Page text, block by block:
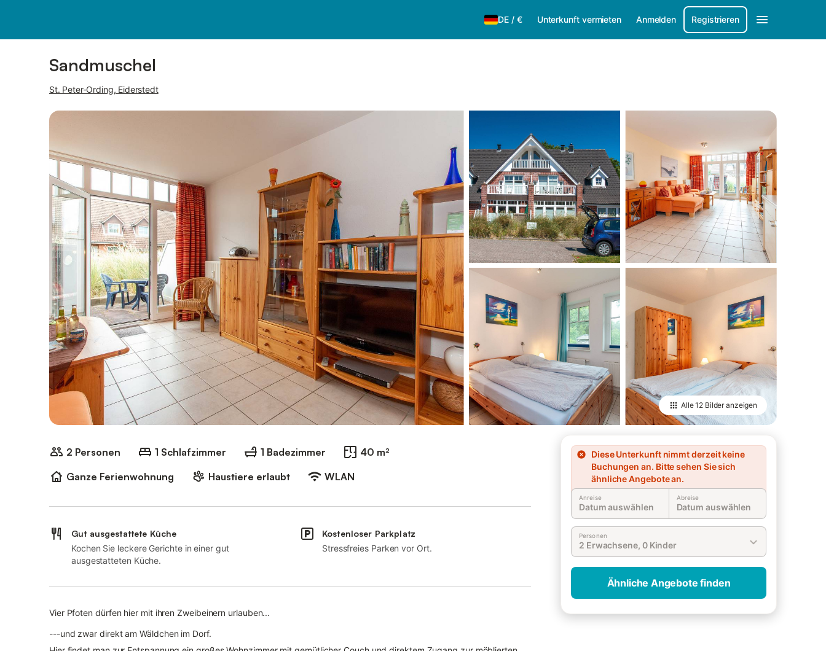
DE / € Unterkunft vermieten Anmelden Registrieren
Sandmuschel
St. Peter-Ording, Eiderstedt
Alle12 Bilderanzeigen
2 Personen 1 Schlafzimmer 1 Badezimmer
40 m²
Ganze Ferienwohnung
Haustiere erlaubt WLAN
Diese Unterkunft nimmt derzeit keine
Buchungen an. Bitte sehen Sie sich
ähnliche Angebote an.
Anreise
Datum auswählen
Abreise
Datum auswählen
Personen
2 Erwachsene, 0 Kinder
Ähnliche Angebote finden
Gut ausgestattete Küche
Kochen Sie leckere Gerichte in einer gut
ausgestatteten Küche.
Kostenloser Parkplatz
Stressfreies Parken vor Ort.
Vier Pfoten dürfen hier mit ihren Zweibeinern urlauben...
---und zwar direkt am Wäldchen im Dorf.